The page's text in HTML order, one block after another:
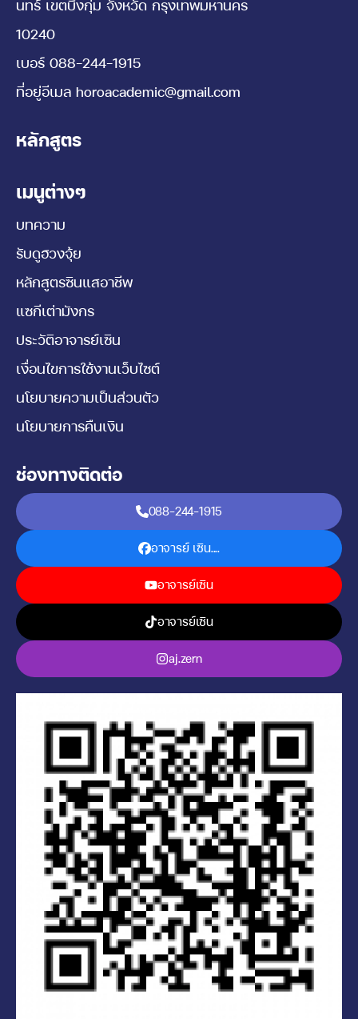
นทร์ เขตบึงกุ่ม จังหวัด กรุงเทพมหานคร
10240
เบอร์ 088-244-1915
ที่อยู่อีเมล horoacademic@gmail.com
หลักสูตร
เมนูต่างๆ
บทความ
รับดูฮวงจุ้ย
หลักสูตรซินแสอาชีพ
แซกีเต่ามังกร
ประวัติอาจารย์เซิน
เงื่อนไขการใช้งานเว็บไซต์
นโยบายความเป็นส่วนตัว
นโยบายการคืนเงิน
ช่องทางติดต่อ
088-244-1915
อาจารย์ เซิน....
อาจารย์เซิน
อาจารย์เซิน
aj.zern